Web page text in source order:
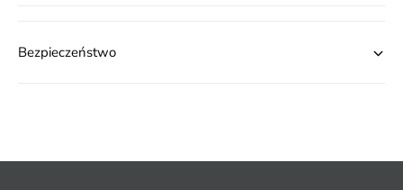
Bezpieczeństwo
e